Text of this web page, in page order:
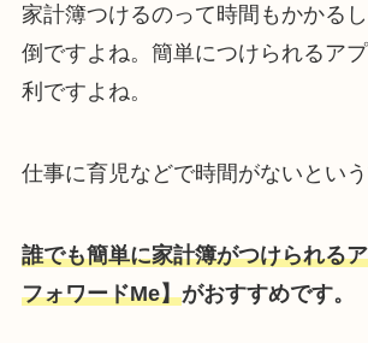
家計簿つけるのって時間もかかる
倒ですよね。簡単につけられるア
利ですよね。
仕事に育児などで時間がないとい
誰でも簡単に家計簿がつけられる
フォワードMe】がおすすめです。